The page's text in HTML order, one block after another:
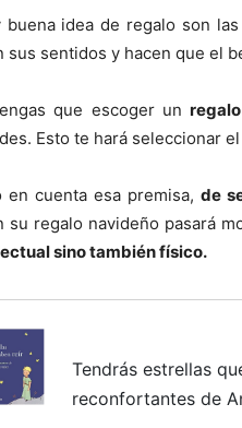
buena idea de regalo son
sus sentidos y hacen que el
que escoger un
Esto te hará seleccionar
en cuenta esa premisa, de
su regalo navideño pasará
sino también físico.
Tendrás estrellas
reconfortantes de